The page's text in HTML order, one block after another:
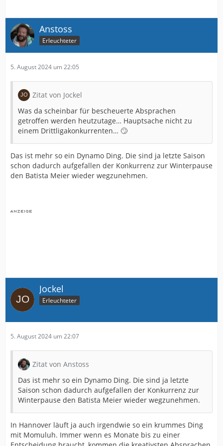
Anstoss
Erleuchteter
5. August 2024 um 22:05
Zitat von Jockel
Was da scheinbar für bescheuerte Absprachen
getroffen werden heutzutage… Hauptsache nicht zu
einem Drittligakonkurrenten… 🙄
Das ist mehr so ein Dynamo Ding. Die sind ja letzte Saison
schon dadurch aufgefallen der Konkurrenz zur Winterpause
den Batista Meier wieder wegzunehmen.
Jockel
Erleuchteter
5. August 2024 um 22:07
Zitat von Anstoss
Das ist mehr so ein Dynamo Ding. Die sind ja letzte
Saison schon dadurch aufgefallen der Konkurrenz zur
Winterpause den Batista Meier wieder wegzunehmen.
In Hannover läuft ja auch irgendwie so ein krummes Ding
mit Momuluh. Immer wenn es Monate bis zu einer